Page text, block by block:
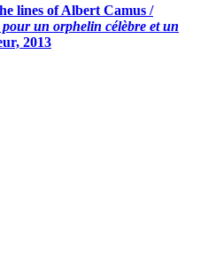
lines of Albert Camus /
un orphelin célèbre et un
2013